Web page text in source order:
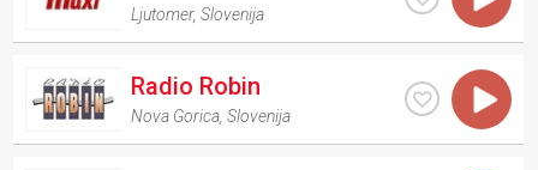
Ljutomer,Slovenija
Radio Robin
Nova Gorica ,Slovenija